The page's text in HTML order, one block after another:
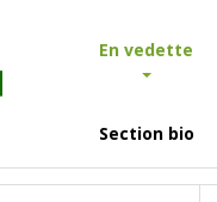
En vedette
Section bio